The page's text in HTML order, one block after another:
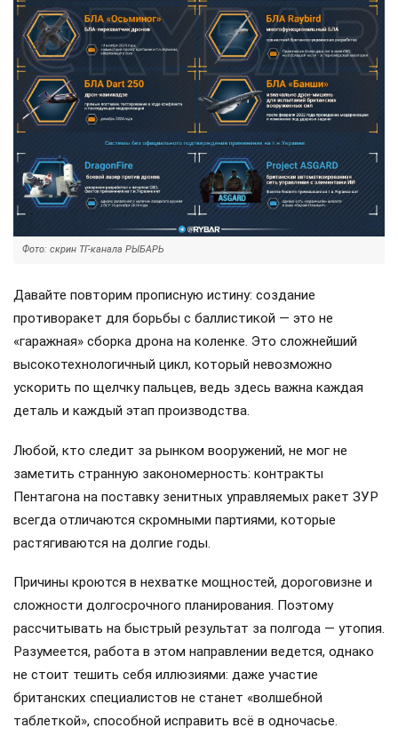
Фото: скрин ТГ-канала РЫБАРЬ
Давайте повторим прописную истину: создание
противоракет для борьбы с баллистикой — это не
«гаражная» сборка дрона на коленке. Это сложнейший
высокотехнологичный цикл, который невозможно
ускорить по щелчку пальцев, ведь здесь важна каждая
деталь и каждый этап производства.
Любой, кто следит за рынком вооружений, не мог не
заметить странную закономерность: контракты
Пентагона на поставку зенитных управляемых ракет ЗУР
всегда отличаются скромными партиями, которые
растягиваются на долгие годы.
Причины кроются в нехватке мощностей, дороговизне и
сложности долгосрочного планирования. Поэтому
рассчитывать на быстрый результат за полгода — утопия.
Разумеется, работа в этом направлении ведется, однако
не стоит тешить себя иллюзиями: даже участие
британских специалистов не станет «волшебной
таблеткой», способной исправить всё в одночасье.